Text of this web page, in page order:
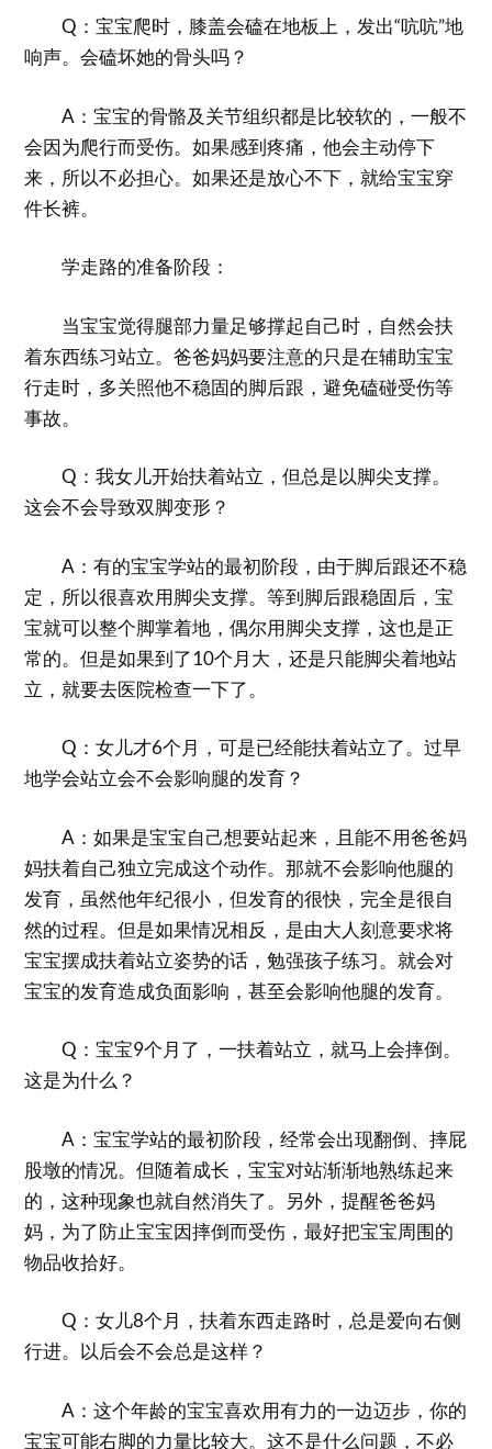
Q：宝宝爬时，膝盖会磕在地板上，发出“吭吭”地
响声。会磕坏她的骨头吗？
A：宝宝的骨骼及关节组织都是比较软的，一般不
会因为爬行而受伤。如果感到疼痛，他会主动停下
来，所以不必担心。如果还是放心不下，就给宝宝穿
件长裤。
学走路的准备阶段：
当宝宝觉得腿部力量足够撑起自己时，自然会扶
着东西练习站立。爸爸妈妈要注意的只是在辅助宝宝
行走时，多关照他不稳固的脚后跟，避免磕碰受伤等
事故。
Q：我女儿开始扶着站立，但总是以脚尖支撑。
这会不会导致双脚变形？
A：有的宝宝学站的最初阶段，由于脚后跟还不稳
定，所以很喜欢用脚尖支撑。等到脚后跟稳固后，宝
宝就可以整个脚掌着地，偶尔用脚尖支撑，这也是正
常的。但是如果到了10个月大，还是只能脚尖着地站
立，就要去医院检查一下了。
Q：女儿才6个月，可是已经能扶着站立了。过早
地学会站立会不会影响腿的发育？
A：如果是宝宝自己想要站起来，且能不用爸爸妈
妈扶着自己独立完成这个动作。那就不会影响他腿的
发育，虽然他年纪很小，但发育的很快，完全是很自
然的过程。但是如果情况相反，是由大人刻意要求将
宝宝摆成扶着站立姿势的话，勉强孩子练习。就会对
宝宝的发育造成负面影响，甚至会影响他腿的发育。
Q：宝宝9个月了，一扶着站立，就马上会摔倒。
这是为什么？
A：宝宝学站的最初阶段，经常会出现翻倒、摔屁
股墩的情况。但随着成长，宝宝对站渐渐地熟练起来
的，这种现象也就自然消失了。另外，提醒爸爸妈
妈，为了防止宝宝因摔倒而受伤，最好把宝宝周围的
物品收拾好。
Q：女儿8个月，扶着东西走路时，总是爱向右侧
行进。以后会不会总是这样？
A：这个年龄的宝宝喜欢用有力的一边迈步，你的
宝宝可能右脚的力量比较大。这不是什么问题，不必